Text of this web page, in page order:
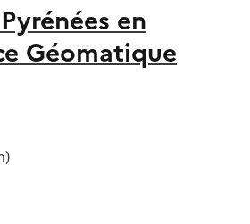
en
Géomatique